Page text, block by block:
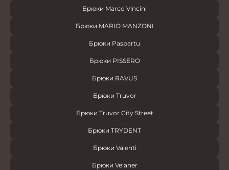
Брюки Marco Vincini
Брюки MARIO MANZONI
Брюки Paspartu
Брюки PISSERO
Брюки RAVUS
Брюки Truvor
Брюки Truvor City Street
Брюки TRYDENT
Брюки Valenti
Брюки Velaner